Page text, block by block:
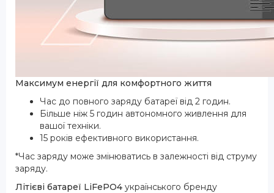
Максимум енергії для комфортного життя
Час до повного заряду батареї від 2 годин.
Більше ніж 5 годин автономного живлення для
вашої техніки.
15 років ефективного використання.
*Час заряду може змінюватись в залежності від струму
заряду.
Літієві батареї LiFePO4 українського бренду